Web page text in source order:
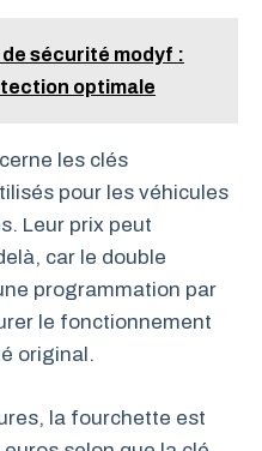
sécurité modyf :
optimale
les clés
pour les véhicules
Leur prix peut
car le double
programmation par
le fonctionnement
original.
la fourchette est